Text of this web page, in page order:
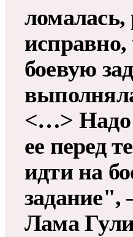
ломалась,
боевую
<…> Надо
ее перед
идти на
задание",
Лама